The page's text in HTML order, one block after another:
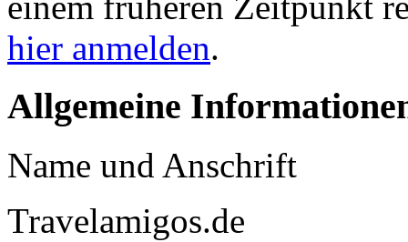
hier anmelden.
Allgemeine
Name und Anschrift
Travelamigos.de